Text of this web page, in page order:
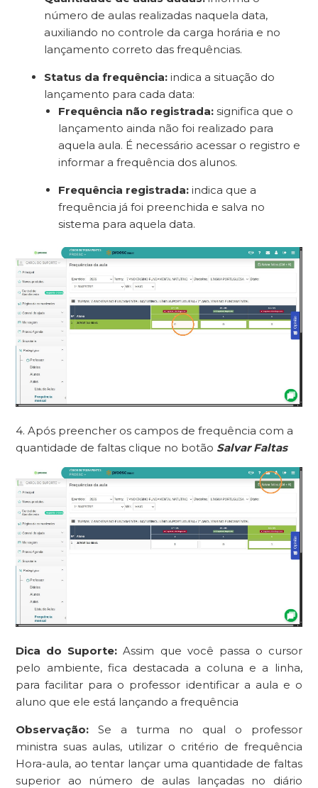
número de aulas realizadas naquela data,
auxiliando no controle da carga horária e no
lançamento correto das frequências.
Status da frequência: indica a situação do
lançamento para cada data:
Frequência não registrada: significa que o
lançamento ainda não foi realizado para
aquela aula. É necessário acessar o registro e
informar a frequência dos alunos.
Frequência registrada: indica que a
frequência já foi preenchida e salva no
sistema para aquela data.
4. Após preencher os campos de frequência com a
quantidade de faltas clique no botão Salvar Faltas
Dica do Suporte: Assim que você passa o cursor
pelo ambiente, fica destacada a coluna e a linha,
para facilitar para o professor identificar a aula e o
aluno que ele está lançando a frequência
Observação: Se a turma no qual o professor
ministra suas aulas, utilizar o critério de frequência
Hora-aula, ao tentar lançar uma quantidade de faltas
superior ao número de aulas lançadas no diário